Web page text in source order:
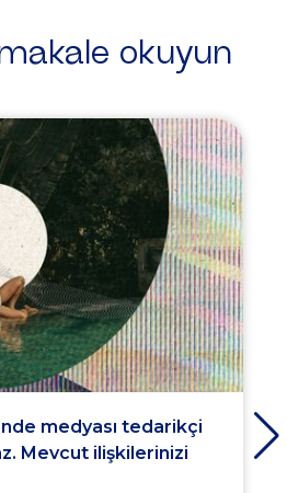
okuyun
medyası tedarikçi
Mevcut ilişkilerinizi